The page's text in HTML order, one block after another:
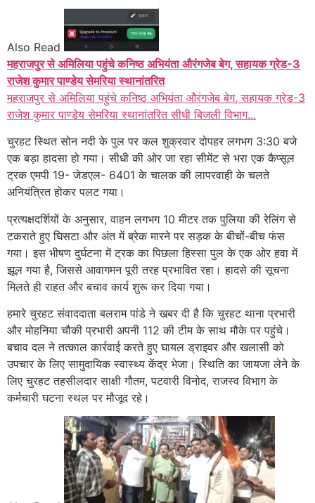
Also Read
महराजपुर से अमिलिया पहुंचे कनिष्ठ अभियंता औरंगजेब बेग, सहायक ग्रेड-3
राजेश कुमार पाण्डेय सेमरिया स्थानांतरित
महराजपुर से अमिलिया पहुंचे कनिष्ठ अभियंता औरंगजेब बेग, सहायक ग्रेड-3
राजेश कुमार पाण्डेय सेमरिया स्थानांतरित सीधी बिजली विभाग...
चुरहट स्थित सोन नदी के पुल पर कल शुक्रवार दोपहर लगभग 3:30 बजे
एक बड़ा हादसा हो गया। सीधी की ओर जा रहा सीमेंट से भरा एक कैप्सूल
ट्रक एमपी 19- जेडएल- 6401 के चालक की लापरवाही के चलते
अनियंत्रित होकर पलट गया।
प्रत्यक्षदर्शियों के अनुसार, वाहन लगभग 10 मीटर तक पुलिया की रेलिंग से
टकराते हुए घिसटा और अंत में ब्रेक मारने पर सड़क के बीचों-बीच फंस
गया। इस भीषण दुर्घटना में ट्रक का पिछला हिस्सा पुल के एक ओर हवा में
झूल गया है, जिससे आवागमन पूरी तरह प्रभावित रहा। हादसे की सूचना
मिलते ही राहत और बचाव कार्य शुरू कर दिया गया।
हमारे चुरहट संवाददाता बलराम पांडे ने खबर दी है कि चुरहट थाना प्रभारी
और मोहनिया चौकी प्रभारी अपनी 112 की टीम के साथ मौके पर पहुंचे।
बचाव दल ने तत्काल कार्रवाई करते हुए घायल ड्राइवर और खलासी को
उपचार के लिए सामुदायिक स्वास्थ्य केंद्र भेजा। स्थिति का जायजा लेने के
लिए चुरहट तहसीलदार साक्षी गौतम, पटवारी विनोद, राजस्व विभाग के
कर्मचारी घटना स्थल पर मौजूद रहे।